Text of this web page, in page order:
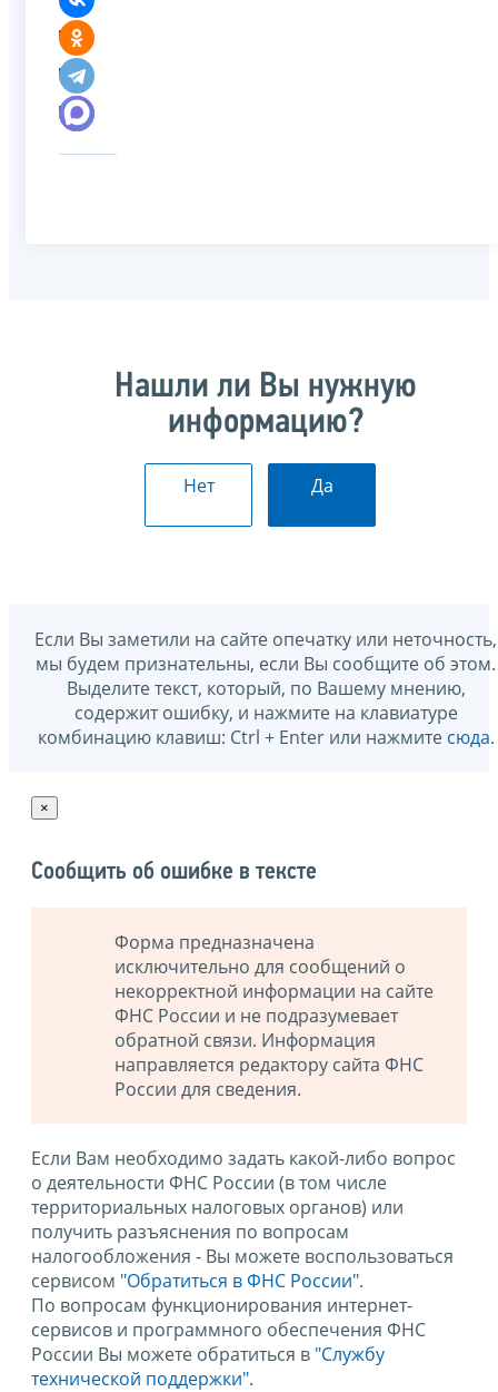
Нашли ли Вы нужную
информацию?
Нет Да
Если Вы заметили на сайте опечатку или неточность,
мы будем признательны, если Вы сообщите об этом.
Выделите текст, который, по Вашему мнению,
содержит ошибку, и нажмите на клавиатуре
комбинацию клавиш: Ctrl + Enter или нажмите сюда.
×
Сообщить об ошибке в тексте
Форма предназначена
исключительно для сообщений о
некорректной информации на сайте
ФНС России и не подразумевает
обратной связи. Информация
направляется редактору сайта ФНС
России для сведения.
Если Вам необходимо задать какой-либо вопрос
о деятельности ФНС России (в том числе
территориальных налоговых органов) или
получить разъяснения по вопросам
налогообложения - Вы можете воспользоваться
сервисом "Обратиться в ФНС России".
По вопросам функционирования интернет-
сервисов и программного обеспечения ФНС
России Вы можете обратиться в "Службу
технической поддержки".